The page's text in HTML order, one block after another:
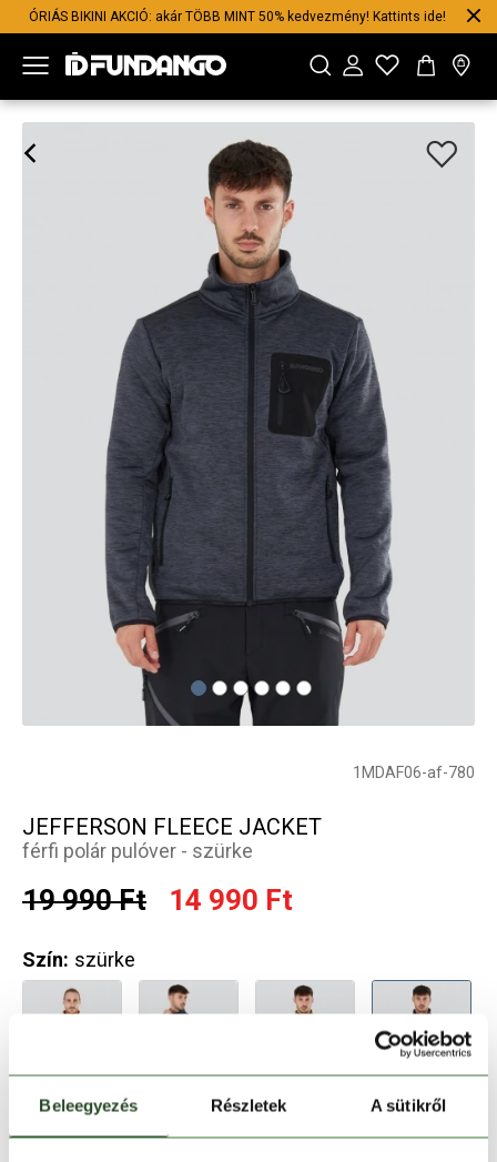
Beleegyezés Részletek A sütikről
ÓRIÁS BIKINI AKCIÓ: akár TÖBB MINT 50% kedvezmény! Kattints ide!
1MDAF06-af-780
JEFFERSON FLEECE JACKET
férfi polár pulóver - szürke
19 990 Ft 14 990 Ft
Szín: szürke